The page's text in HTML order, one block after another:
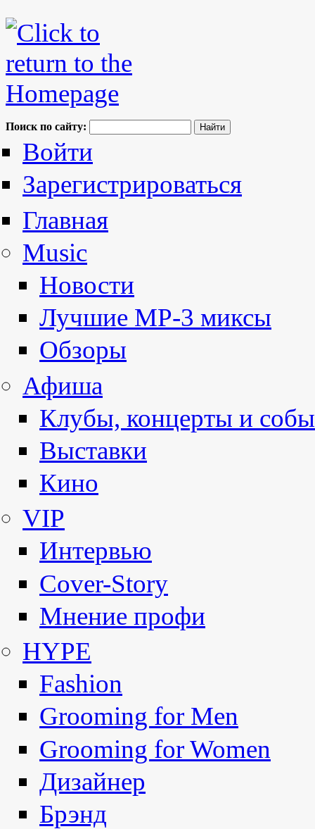
Поиск по сайту:
Войти
Зарегистрироваться
Главная
Music
Новости
Лучшие MP-3 миксы
Обзоры
Афиша
Клубы, концерты и
Выставки
Кино
VIP
Интервью
Cover-Story
Мнение профи
HYPE
Fashion
Grooming for Men
Grooming for Women
Дизайнер
Брэнд